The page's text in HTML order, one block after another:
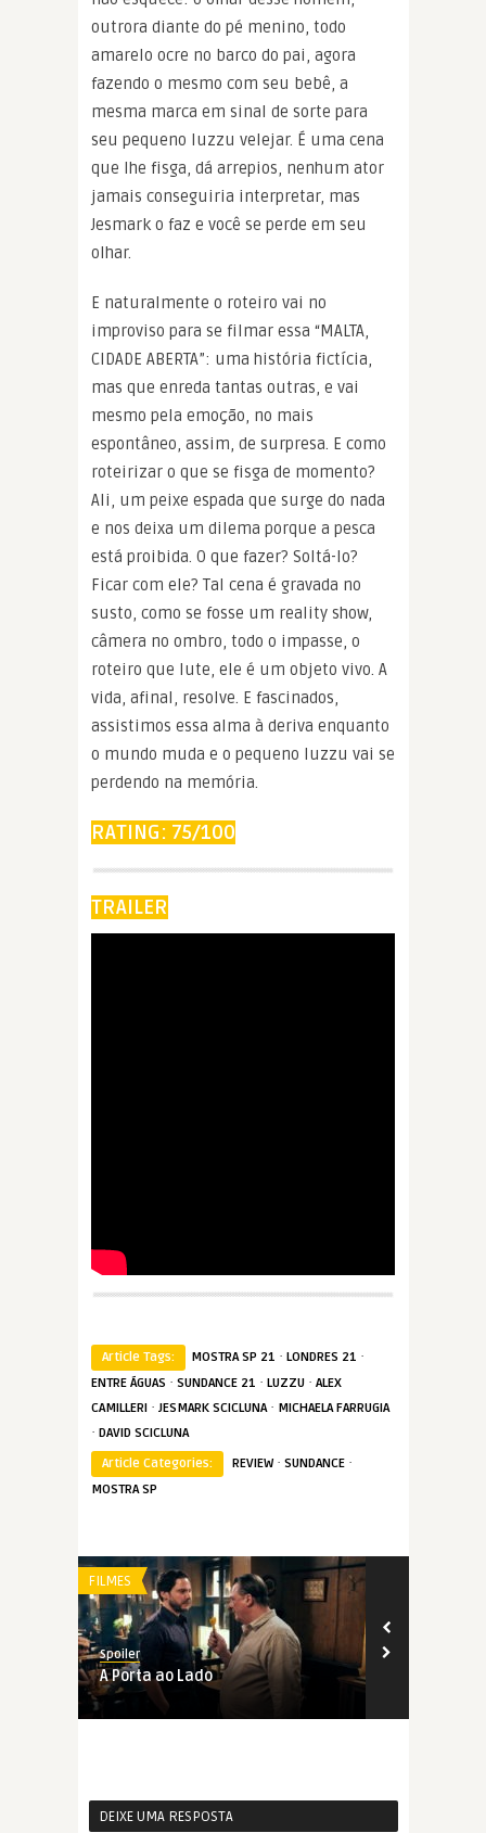
outrora diante do pé menino, todo
amarelo ocre no barco do pai, agora
fazendo o mesmo com seu bebê, a
mesma marca em sinal de sorte para
seu pequeno luzzu velejar. É uma cena
que lhe fisga, dá arrepios, nenhum ator
jamais conseguiria interpretar, mas
Jesmark o faz e você se perde em seu
olhar.
E naturalmente o roteiro vai no
improviso para se filmar essa “MALTA,
CIDADE ABERTA”: uma história fictícia,
mas que enreda tantas outras, e vai
mesmo pela emoção, no mais
espontâneo, assim, de surpresa. E como
roteirizar o que se fisga de momento?
Ali, um peixe espada que surge do nada
e nos deixa um dilema porque a pesca
está proibida. O que fazer? Soltá-lo?
Ficar com ele? Tal cena é gravada no
susto, como se fosse um reality show,
câmera no ombro, todo o impasse, o
roteiro que lute, ele é um objeto vivo. A
vida, afinal, resolve. E fascinados,
assistimos essa alma à deriva enquanto
o mundo muda e o pequeno luzzu vai se
perdendo na memória.
RATING: 75/100
TRAILER
Article Tags: MOSTRA SP 21 · LONDRES 21 ·
ENTRE ÁGUAS · SUNDANCE 21 · LUZZU · ALEX
CAMILLERI · JESMARK SCICLUNA· MICHAELA FARRUGIA
· DAVID SCICLUNA
Article Categories:
REVIEW· SUNDANCE ·
MOSTRA SP
FILMES
Spoiler
A Porta ao Lado
DEIXE UMA RESPOSTA